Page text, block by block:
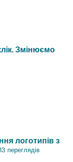
Змінюємо
логотипів з
переглядів